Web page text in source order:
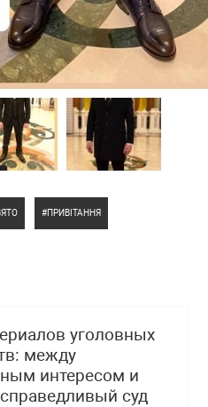
ПРИВІТАННЯ
уголовных
между
интересом и
суд